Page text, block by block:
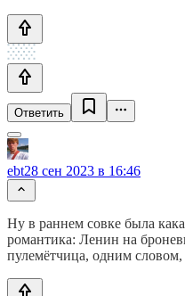
Ответить
ebt28 сен 2023 в 16:46
Ну в раннем совке была
романтика: Ленин на
пулемётчица, одним словом,